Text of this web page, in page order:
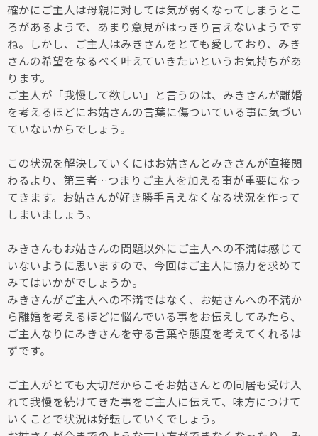
確かにご主人は母親に対しては気が弱くなってしまうとこ
ろがあるようで、あまり意見がはっきり言えないようです
ね。しかし、ご主人はみきさんをとても愛しており、みき
さんの希望をなるべく叶えていきたいというお気持ちがあ
ります。
ご主人が「我慢して欲しい」と言うのは、みきさんが離婚
を考えるほどにお姑さんの言葉に傷ついている事に気づい
ていないからでしょう。
この状況を解決していくにはお姑さんとみきさんが直接関
わるより、第三者…つまりご主人を加える事が重要になっ
てきます。お姑さんが好き勝手言えなくなる状況を作って
しまいましょう。
みきさんもお姑さんの問題以外にご主人への不満は感じて
いないように思いますので、今回はご主人に協力を求めて
みてはいかがでしょうか。
みきさんがご主人への不満ではなく、お姑さんへの不満か
ら離婚を考えるほどに悩んでいる事をお伝えしてみたら、
ご主人なりにみきさんを守る言葉や態度を考えてくれるは
ずです。
ご主人がとても大切だからこそお姑さんとの同居も受け入
れて我慢を続けてきた事をご主人に伝えて、味方につけて
いくことで状況は好転していくでしょう。